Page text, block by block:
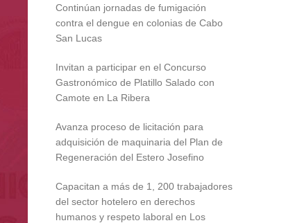
Continúan jornadas de fumigación
contra el dengue en colonias de Cabo
San Lucas
Invitan a participar en el Concurso
Gastronómico de Platillo Salado con
Camote en La Ribera
Avanza proceso de licitación para
adquisición de maquinaria del Plan de
Regeneración del Estero Josefino
Capacitan a más de 1, 200 trabajadores
del sector hotelero en derechos
humanos y respeto laboral en Los